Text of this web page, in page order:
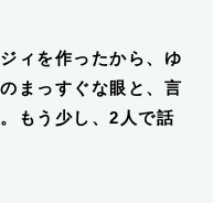
ィを作ったから、ゆ
まっすぐな眼と、言
もう少し、2人で話